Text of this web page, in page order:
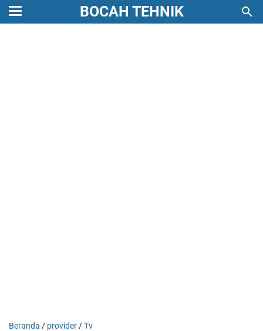
BOCAH TEHNIK
Beranda / provider /Tv